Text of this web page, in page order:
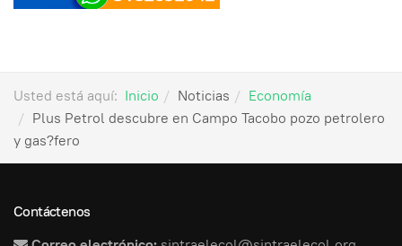
Usted está aquí: Inicio Noticias
Economía
Plus Petrol descubre en Campo Tacobo pozo petrolero
y gas?fero
Contáctenos